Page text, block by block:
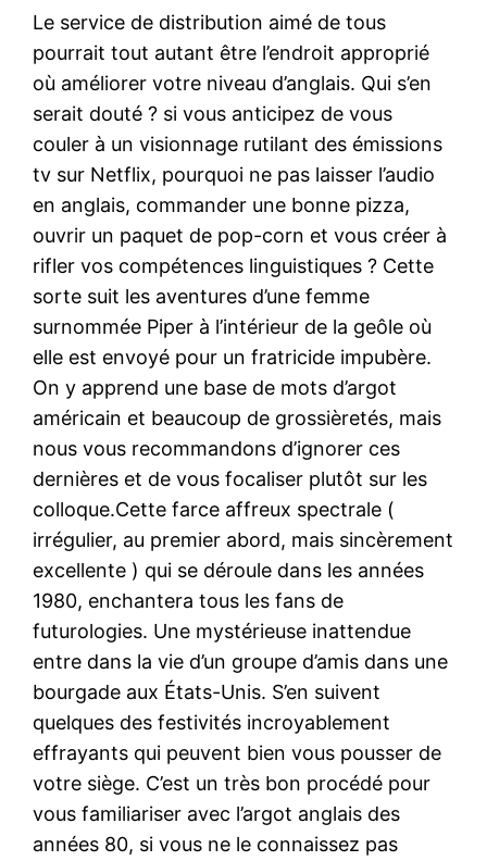
Le service de distribution aimé de tous
pourrait tout autant être l’endroit approprié
où améliorer votre niveau d’anglais. Qui s’en
serait douté ? si vous anticipez de vous
couler à un visionnage rutilant des émissions
tv sur Netflix, pourquoi ne pas laisser l’audio
en anglais, commander une bonne pizza,
ouvrir un paquet de pop-corn et vous créer à
rifler vos compétences linguistiques ? Cette
sorte suit les aventures d’une femme
surnommée Piper à l’intérieur de la geôle où
elle est envoyé pour un fratricide impubère.
On y apprend une base de mots d’argot
américain et beaucoup de grossièretés, mais
nous vous recommandons d’ignorer ces
dernières et de vous focaliser plutôt sur les
colloque.Cette farce affreux spectrale (
irrégulier, au premier abord, mais sincèrement
excellente ) qui se déroule dans les années
1980, enchantera tous les fans de
futurologies. Une mystérieuse inattendue
entre dans la vie d’un groupe d’amis dans une
bourgade aux États-Unis. S’en suivent
quelques des festivités incroyablement
effrayants qui peuvent bien vous pousser de
votre siège. C’est un très bon procédé pour
vous familiariser avec l’argot anglais des
années 80, si vous ne le connaissez pas